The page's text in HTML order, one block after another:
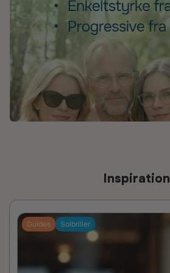
Inspiration
Guides Solbriller